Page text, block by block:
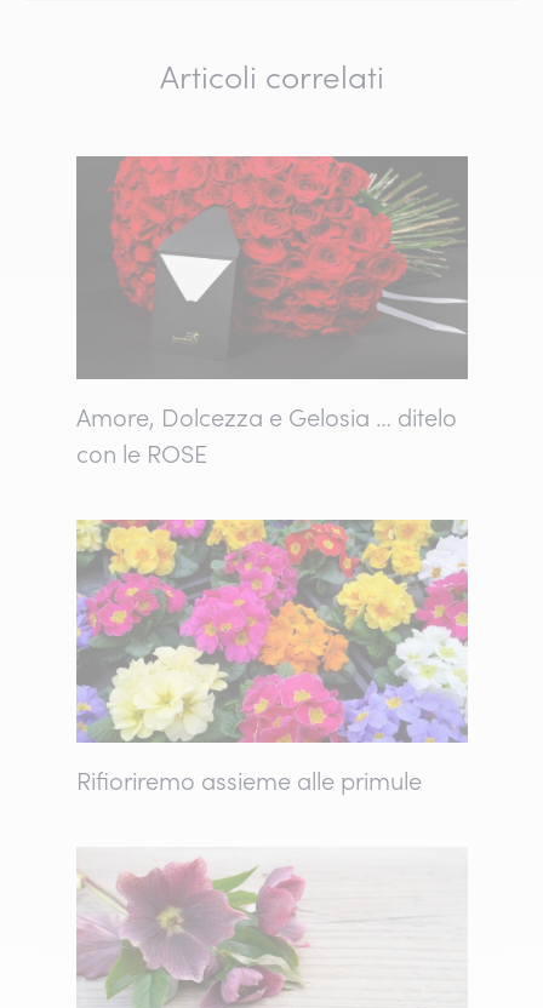
Articoli correlati
Amore, Dolcezza e Gelosia … ditelo
con le ROSE
Rifioriremo assieme alle primule